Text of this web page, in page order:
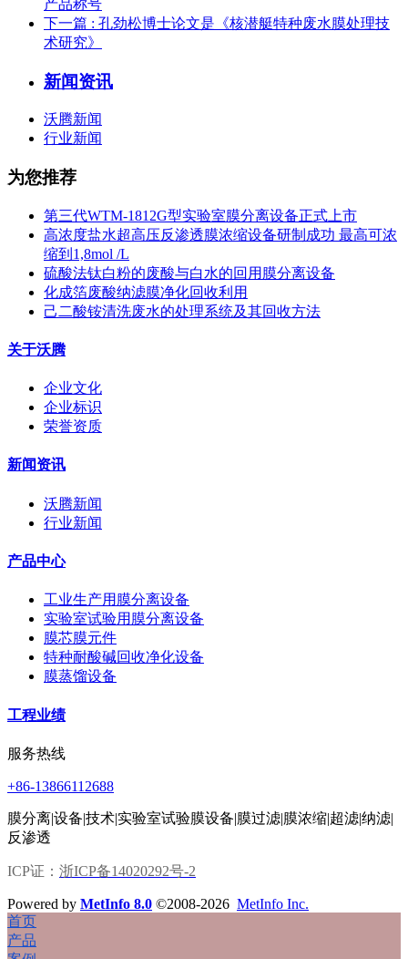
产品称号
下一篇 : 孔劲松博士论文是《核潜艇特种废水膜处理技
术研究》
新闻资讯
沃腾新闻
行业新闻
为您推荐
第三代WTM-1812G型实验室膜分离设备正式上市
高浓度盐水超高压反渗透膜浓缩设备研制成功 最高可浓
缩到1,8mol /L
硫酸法钛白粉的废酸与白水的回用膜分离设备
化成箔废酸纳滤膜净化回收利用
己二酸铵清洗废水的处理系统及其回收方法
关于沃腾
企业文化
企业标识
荣誉资质
新闻资讯
沃腾新闻
行业新闻
产品中心
工业生产用膜分离设备
实验室试验用膜分离设备
膜芯膜元件
特种耐酸碱回收净化设备
膜蒸馏设备
工程业绩
服务热线
+86-13866112688
膜分离|设备|技术|实验室试验膜设备|膜过滤|膜浓缩|超滤|纳滤|
反渗透
ICP证： 浙ICP备14020292号-2
Powered by MetInfo 8.0 ©2008-2026 MetInfo Inc.
首页
产品